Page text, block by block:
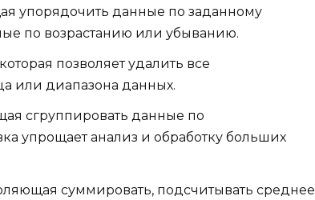
упорядочить данные по заданному
по возрастанию или убыванию.
позволяет удалить все
или диапазона данных.
сгруппировать данные по
упрощает анализ и обработку больших
суммировать, подсчитывать среднее